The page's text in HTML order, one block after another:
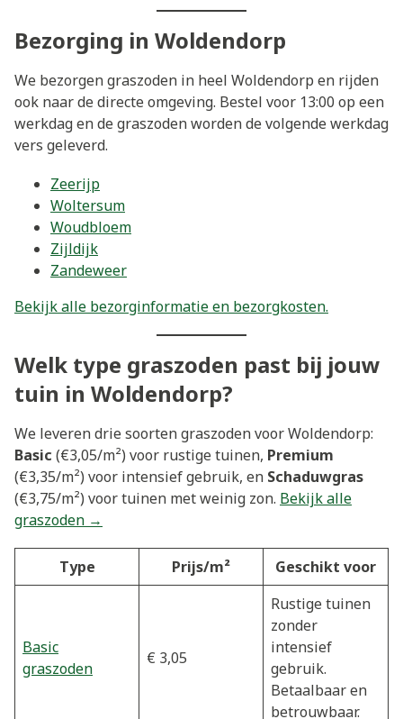
Bezorging in Woldendorp
We bezorgen graszoden in heel Woldendorp en rijden
ook naar de directe omgeving. Bestel voor 13:00 op een
werkdag en de graszoden worden de volgende werkdag
vers geleverd.
Zeerijp
Woltersum
Woudbloem
Zijldijk
Zandeweer
Bekijk alle bezorginformatie en bezorgkosten.
Welk type graszoden past bij jouw
tuin in Woldendorp?
We leveren drie soorten graszoden voor Woldendorp:
Basic (€3,05/m²) voor rustige tuinen, Premium
(€3,35/m²) voor intensief gebruik, en Schaduwgras
(€3,75/m²) voor tuinen met weinig zon. Bekijk alle
graszoden →
Type Prijs/m² Geschikt voor
Basic
graszoden
€ 3,05
Rustige tuinen
zonder
intensief
gebruik.
Betaalbaar en
betrouwbaar.